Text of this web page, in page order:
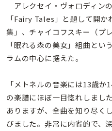
アレクセイ・ヴォロディン
「Fairy Tales」と題して開
集」、チャイコフスキー（プ
「眠れる森の美女」組曲とい
ラムの中心に据えた。
「メトネルの音楽には13歳
の楽譜にほぼ一目惚れしまし
ありますが、全曲を知り尽く
びました。非常に内省的で、